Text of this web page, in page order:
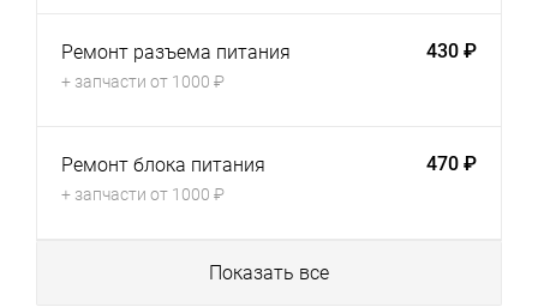
Ремонт разъема питания
+ запчасти от 1000 ₽
430 ₽
Ремонт блока питания
+ запчасти от 1000 ₽
470 ₽
Показать все